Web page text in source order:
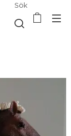
Sök